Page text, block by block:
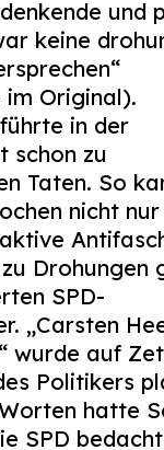
und
keine
im Original).
in der
schon zu
Taten. So
nicht nur
Drohungen
SPD-
„Carsten
wurde auf
Politikers
hatte
SPD